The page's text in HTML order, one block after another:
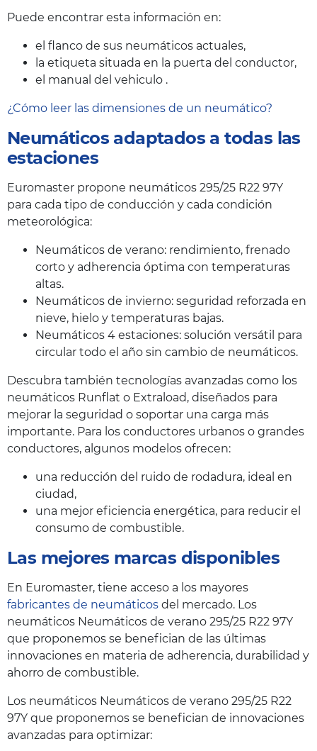
Puede encontrar esta información en:
el flanco de sus neumáticos actuales,
la etiqueta situada en la puerta del conductor,
el manual del vehiculo .
¿Cómo leer las dimensiones de un neumático?
Neumáticos adaptados a todas las
estaciones
Euromaster propone neumáticos 295/25 R22 97Y
para cada tipo de conducción y cada condición
meteorológica:
Neumáticos de verano: rendimiento, frenado
corto y adherencia óptima con temperaturas
altas.
Neumáticos de invierno: seguridad reforzada en
nieve, hielo y temperaturas bajas.
Neumáticos 4 estaciones: solución versátil para
circular todo el año sin cambio de neumáticos.
Descubra también tecnologías avanzadas como los
neumáticos Runflat o Extraload, diseñados para
mejorar la seguridad o soportar una carga más
importante. Para los conductores urbanos o grandes
conductores, algunos modelos ofrecen:
una reducción del ruido de rodadura, ideal en
ciudad,
una mejor eficiencia energética, para reducir el
consumo de combustible.
Las mejores marcas disponibles
En Euromaster, tiene acceso a los mayores
fabricantes de neumáticos del mercado. Los
neumáticos Neumáticos de verano 295/25 R22 97Y
que proponemos se benefician de las últimas
innovaciones en materia de adherencia, durabilidad y
ahorro de combustible.
Los neumáticos Neumáticos de verano 295/25 R22
97Y que proponemos se benefician de innovaciones
avanzadas para optimizar: